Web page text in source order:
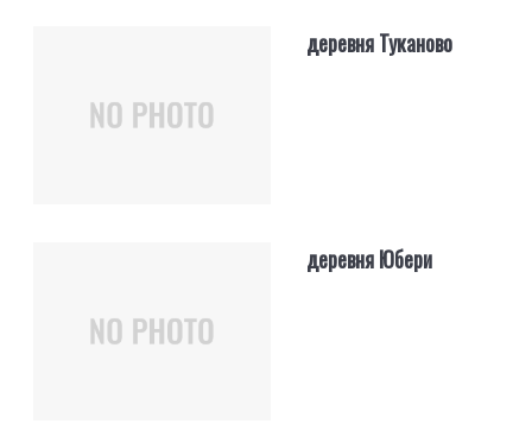
деревня Туканово
деревня Юбери